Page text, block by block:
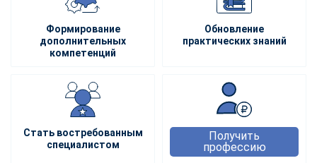
Формирование
дополнительных
компетенций
Обновление
практических знаний
Стать востребованным
специалистом
Получить
профессию